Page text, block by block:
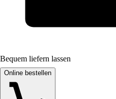
Bequem liefern lassen
Online bestellen